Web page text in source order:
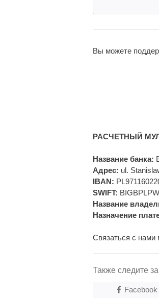
Вы можете
РАСЧЕТНЫЙ
Название банка:
Адрес: ul.
IBAN:
SWIFT: BIGBPLPW
Название
Назначение
Связаться с нами
Также следите
Facebook